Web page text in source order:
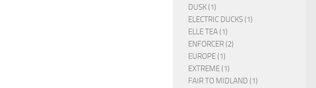
DUSK (1)
ELECTRIC DUCKS (1)
ELLE TEA (1)
ENFORCER (2)
EUROPE (1)
EXTREME (1)
FAIR TO MIDLAND (1)